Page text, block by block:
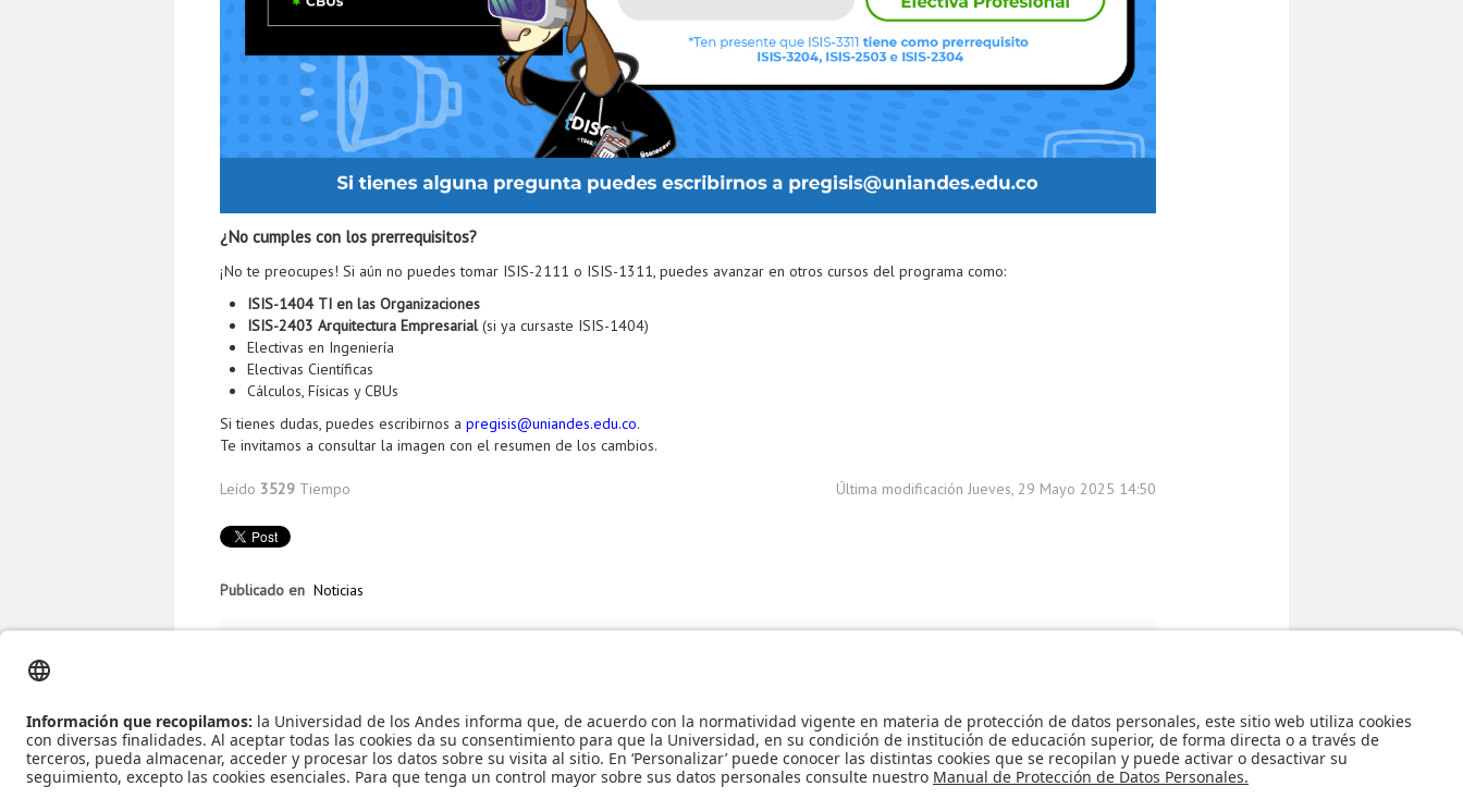
¿No cumples con los prerrequisitos?
¡No te preocupes! Si aún no puedes tomar ISIS-2111 o ISIS-1311, puedes avanzar en otros cursos del programa como:
ISIS-1404 TI en las Organizaciones
ISIS-2403 Arquitectura Empresarial (si ya cursaste ISIS-1404)
Electivas en Ingeniería
Electivas Científicas
Cálculos, Físicas y CBUs
Si tienes dudas, puedes escribirnos a pregisis@uniandes.edu.co.
Te invitamos a consultar la imagen con el resumen de los cambios.
Leído 3529 Tiempo Última modificación Jueves, 29 Mayo 2025 14:50
Publicado en Noticias
Regreso al inicio